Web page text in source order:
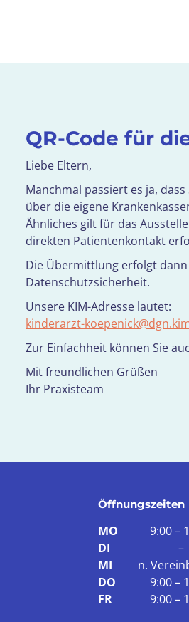
QR-Code für
Liebe Eltern,
Manchmal passiert es ja,
über die eigene
Ähnliches gilt für das
direkten Patientenkontakt
Die Übermittlung erfolgt
Datenschutzsicherheit.
Unsere KIM-Adresse lautet:
kinderarzt-
Zur Einfachheit können Sie
Mit freundlichen Grüßen
Ihr Praxisteam
Öffnungszeiten
MO 9:00 –
DI
–
MI
n.
DO
9:00 –
FR
9:00 –